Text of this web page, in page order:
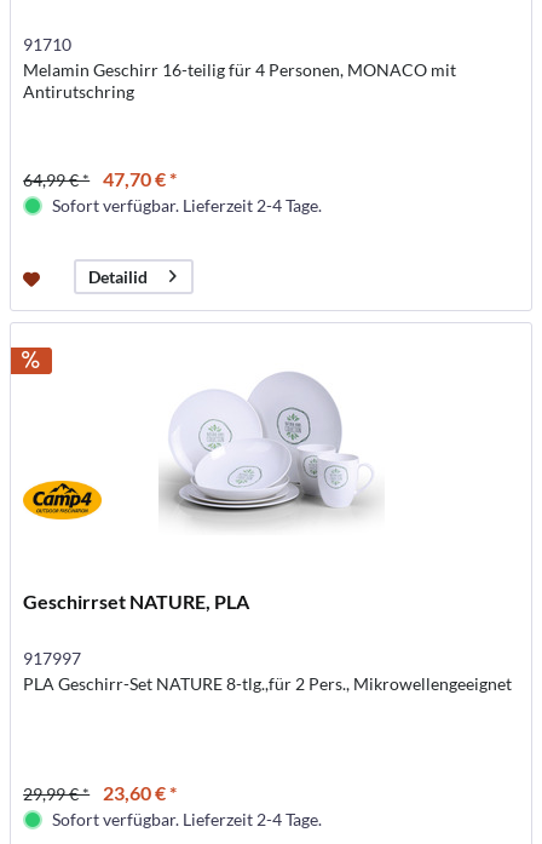
91710
Melamin Geschirr 16-teilig für 4 Personen, MONACO mit
Antirutschring
64,99 € * 47,70 € *
Sofort verfügbar. Lieferzeit 2-4 Tage.
Detailid
Geschirrset NATURE, PLA
917997
PLA Geschirr-Set NATURE 8-tlg.,für 2 Pers., Mikrowellengeeignet
29,99 € * 23,60 € *
Sofort verfügbar. Lieferzeit 2-4 Tage.